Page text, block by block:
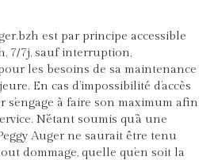
est par principe accessible
7/7j, sauf interruption,
les besoins de sa maintenance
En cas d’impossibilité d’accès
s’engage à faire son maximum afin
N’étant soumis qu’à une
Auger ne saurait être tenu
dommage, quelle qu’en soit la